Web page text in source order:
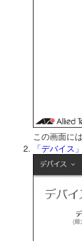
この画面に
「デバイス